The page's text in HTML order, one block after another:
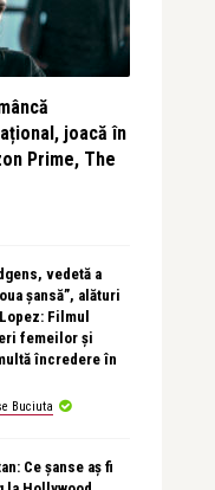
joacă în
Prime, The
vedetă a
șansă”, alături
Filmul
femeilor și
încredere în
Buciuta
Ce șanse aș fi